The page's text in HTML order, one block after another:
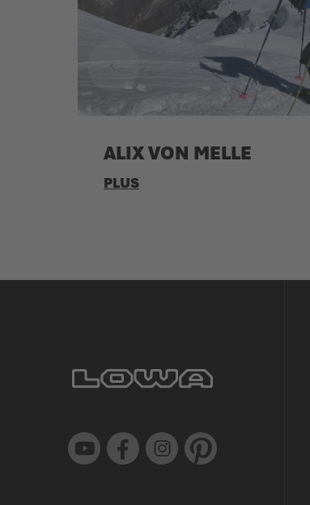
ALIX VON MELLE
PLUS
Youtube Facebook Instagram Pinterest